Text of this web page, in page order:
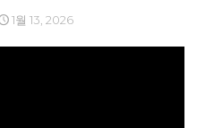
1월 13, 2026